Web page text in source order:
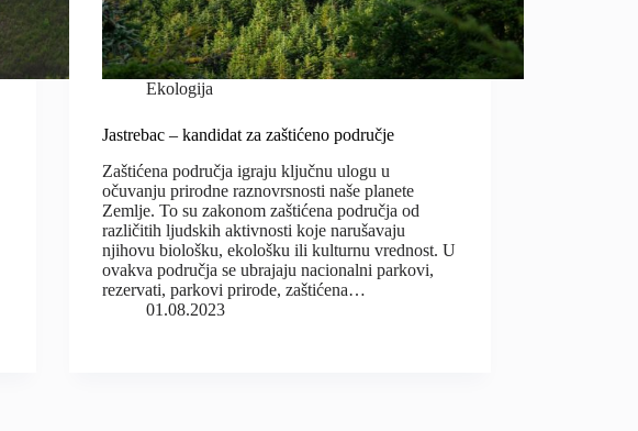
Ekologija
Jastrebac – kandidat za zaštićeno područje
Zaštićena područja igraju ključnu ulogu u
očuvanju prirodne raznovrsnosti naše planete
Zemlje. To su zakonom zaštićena područja od
različitih ljudskih aktivnosti koje narušavaju
njihovu biološku, ekološku ili kulturnu vrednost. U
ovakva područja se ubrajaju nacionalni parkovi,
rezervati, parkovi prirode, zaštićena…
01.08.2023